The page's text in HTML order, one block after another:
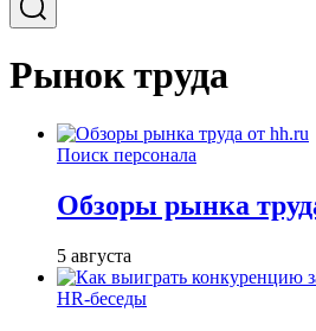
Рынок труда
Поиск персонала
Обзоры рынка
5 августа
HR-беседы